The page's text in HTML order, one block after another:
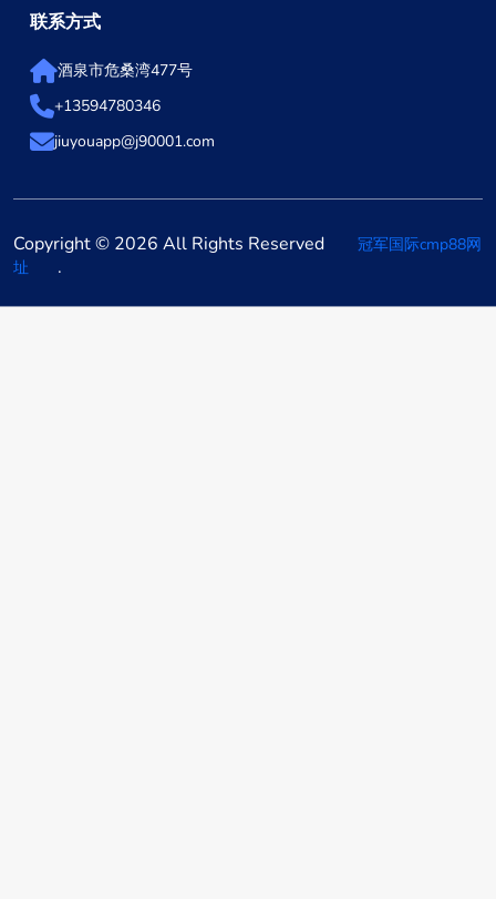
联系方式
酒泉市危桑湾477号
+13594780346
jiuyouapp@j90001.com
Copyright © 2026 All Rights Reserved
冠军国际cmp88网
址
.